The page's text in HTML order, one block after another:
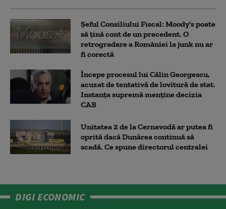
Șeful Consiliului Fiscal: Moody's poate
să țină cont de un precedent. O
retrogradare a României la junk nu ar
fi corectă
Începe procesul lui Călin Georgescu,
acuzat de tentativă de lovitură de stat.
Instanța supremă menține decizia
CAB
Unitatea 2 de la Cernavodă ar putea fi
oprită dacă Dunărea continuă să
scadă. Ce spune directorul centralei
DIGI ECONOMIC